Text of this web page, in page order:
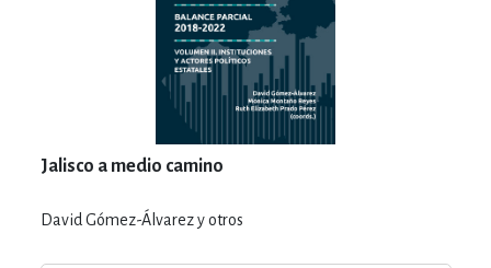
Jalisco a medio camino
David Gómez-Álvarez y otros